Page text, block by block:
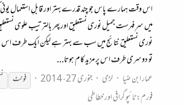
اس وقت ہمارے پاس جو چند قدرے بہتر اور قابلِ استعمال یونی
میں سرِ فہرست جمیل نوری نستعلیق اور پھر بالترتیب علوی
نوری نستعلیق نتائج میں سب سے بہتر ہے لیکن ایک طرف اس
تو دوسری طرف اس پر مزید کام ہوتا...
عمار ابن ضیا
لڑی جنوری 27، 2014 فونٹ
فورم:ٹائپو گرافی اور خطاطی